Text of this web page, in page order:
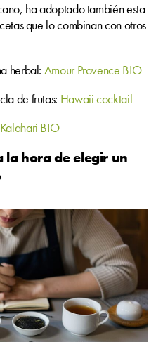
ha adoptado también esta
que lo combinan con otros
herbal: Amour Provence BIO
de frutas: Hawaii cocktail
Kalahari BIO
la hora de elegir un